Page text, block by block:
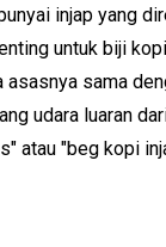
injap yang
untuk biji
asasnya sama
udara luaran
atau "beg kopi